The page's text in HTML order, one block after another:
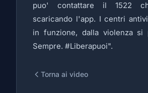
puo' contattare il 1522
scaricando l'app. I centri
in funzione, dalla violenza si
Sempre. #Liberapuoi".
Torna ai video